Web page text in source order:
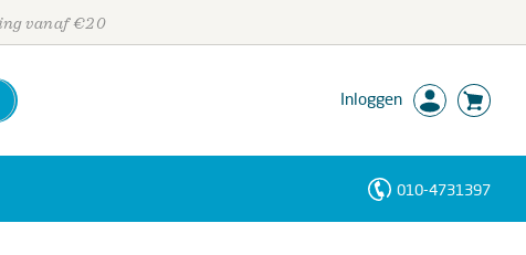
vanaf €20
Inloggen
010-4731397
Personen